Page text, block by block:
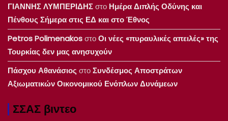
ΓΙΑΝΝΗΣ ΛΥΜΠΕΡΙΔΗΣστο Ημέρα Διπλής Οδύνης και
Πένθους Σήμερα στις ΕΔ και στο Έθνος
Petros PolimenakosστοΟι νέες «πυραυλικές απειλές» της
Τουρκίας δεν μας ανησυχούν
Πάσχου Αθανάσιος στοΣυνδέσμος Αποστράτων
Αξιωματικών Οικονομικού Ενόπλων Δυνάμεων
ΣΣΑΣ βιντεο